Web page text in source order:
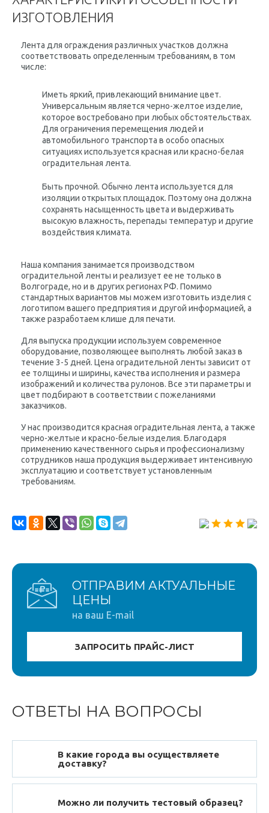
ИЗГОТОВЛЕНИЯ
Лента для ограждения различных участков должна
соответствовать определенным требованиям, в том
числе:
Иметь яркий, привлекающий внимание цвет.
Универсальным является черно-желтое изделие,
которое востребовано при любых обстоятельствах.
Для ограничения перемещения людей и
автомобильного транспорта в особо опасных
ситуациях используется красная или красно-белая
оградительная лента.
Быть прочной. Обычно лента используется для
изоляции открытых площадок. Поэтому она должна
сохранять насыщенность цвета и выдерживать
высокую влажность, перепады температур и другие
воздействия климата.
Наша компания занимается производством
оградительной ленты и реализует ее не только в
Волгограде, но и в других регионах РФ. Помимо
стандартных вариантов мы можем изготовить изделия с
логотипом вашего предприятия и другой информацией, а
также разработаем клише для печати.
Для выпуска продукции используем современное
оборудование, позволяющее выполнять любой заказ в
течение 3-5 дней. Цена оградительной ленты зависит от
ее толщины и ширины, качества исполнения и размера
изображений и количества рулонов. Все эти параметры и
цвет подбирают в соответствии с пожеланиями
заказчиков.
У нас производится красная оградительная лента, а также
черно-желтые и красно-белые изделия. Благодаря
применению качественного сырья и профессионализму
сотрудников наша продукция выдерживает интенсивную
эксплуатацию и соответствует установленным
требованиям.
ОТПРАВИМ АКТУАЛЬНЫЕ
ЦЕНЫ
на ваш E-mail
ОТВЕТЫ НА ВОПРОСЫ
В какие города вы осуществляете
доставку?
Можно ли получить тестовый образец?